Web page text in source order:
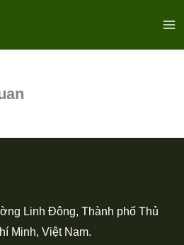
Linh Đông, Thành phố Thủ
Minh, Việt Nam.